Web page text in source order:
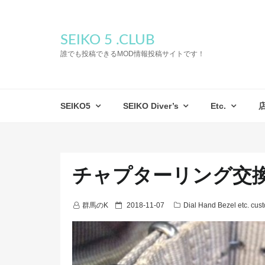
SEIKO 5 .CLUB
誰でも投稿できるMOD情報投稿サイトです！
SEIKO5 SEIKO Diver’s Etc.
チャプターリング交
群馬のK
P
t
e
2018-11-07 Dial Hand Bezel etc.